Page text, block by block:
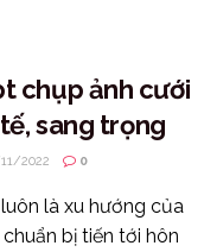
chụp ảnh cưới
sang trọng
2022 0
là xu hướng của
bị tiến tới hôn